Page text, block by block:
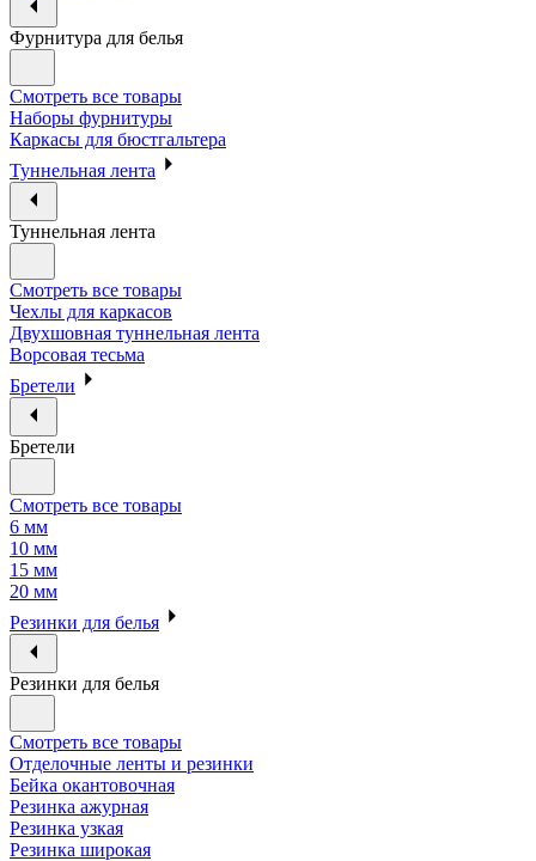
Фурнитура для белья
Смотреть все товары
Наборы фурнитуры
Каркасы для бюстгальтера
Туннельная лента
Туннельная лента
Смотреть все товары
Чехлы для каркасов
Двухшовная туннельная лента
Ворсовая тесьма
Бретели
Бретели
Смотреть все товары
6 мм
10 мм
15 мм
20 мм
Резинки для белья
Резинки для белья
Смотреть все товары
Отделочные ленты и резинки
Бейка окантовочная
Резинка ажурная
Резинка узкая
Резинка широкая